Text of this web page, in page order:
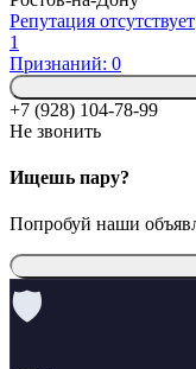
Репутация отсутствует
1
Признаний: 0
+7 (928) 104-78-99
Не звонить
Ищешь пару?
Попробуй наши
🛡